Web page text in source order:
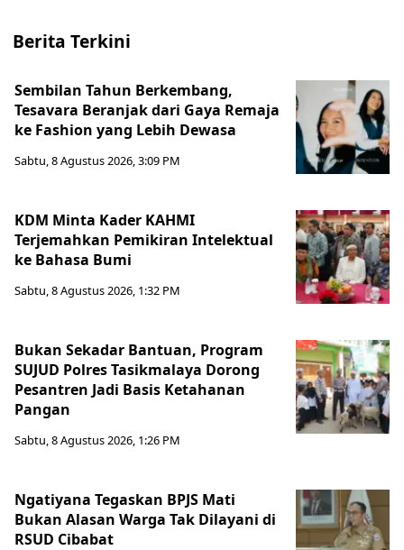
Berita Terkini
Sembilan Tahun Berkembang,
Tesavara Beranjak dari Gaya Remaja
ke Fashion yang Lebih Dewasa
Sabtu, 8 Agustus 2026, 3:09 PM
KDM Minta Kader KAHMI
Terjemahkan Pemikiran Intelektual
ke Bahasa Bumi
Sabtu, 8 Agustus 2026, 1:32 PM
Bukan Sekadar Bantuan, Program
SUJUD Polres Tasikmalaya Dorong
Pesantren Jadi Basis Ketahanan
Pangan
Sabtu, 8 Agustus 2026, 1:26 PM
Ngatiyana Tegaskan BPJS Mati
Bukan Alasan Warga Tak Dilayani di
RSUD Cibabat